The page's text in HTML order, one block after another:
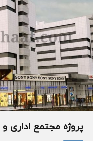
پروژه مجتمع اداری